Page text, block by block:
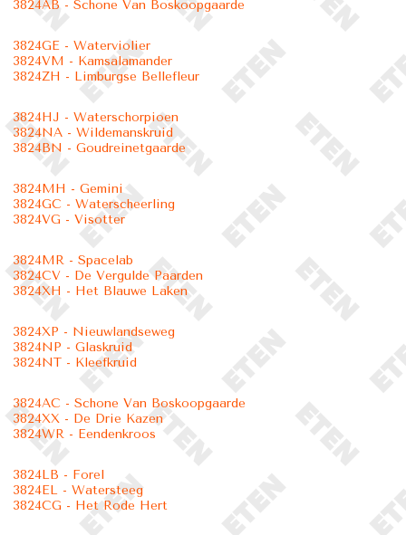
3824AB - Schone Van Boskoopgaarde
3824GE - Waterviolier
3824VM - Kamsalamander
3824ZH - Limburgse Bellefleur
3824HJ - Waterschorpioen
3824NA - Wildemanskruid
3824BN - Goudreinetgaarde
3824MH - Gemini
3824GC - Waterscheerling
3824VG - Visotter
3824MR - Spacelab
3824CV - De Vergulde Paarden
3824XH - Het Blauwe Laken
3824XP - Nieuwlandseweg
3824NP - Glaskruid
3824NT - Kleefkruid
3824AC - Schone Van Boskoopgaarde
3824XX - De Drie Kazen
3824WR - Eendenkroos
3824LB - Forel
3824EL - Watersteeg
3824CG - Het Rode Hert